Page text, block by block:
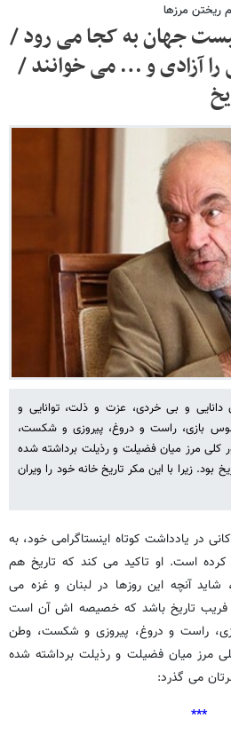
ریختن مرزها
جهان به کجا می رود /
آزادی و … می خوانند /
و بی خردی، عزت و ذلت، توانایی و
بازی، راست و دروغ، پیروزی و شکست،
مرز میان فضیلت و رذیلت برداشته شده
زیرا با این مکر تاریخ خانه خود را ویران
در یادداشت کوتاه اینستاگرامی خود، به
کرده است. او تاکید می کند که تاریخ هم
آنچه این روزها در لبنان و غزه می
فریب تاریخ باشد که خصیصه اش آن است
راست و دروغ، پیروزی و شکست، وطن
مرز میان فضیلت و رذیلت برداشته شده
می گذرد:
***